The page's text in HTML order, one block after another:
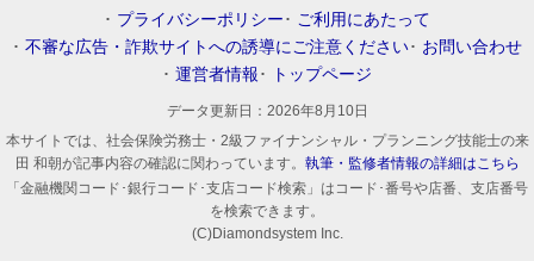
プライバシーポリシー
ご利用にあたって
不審な広告・詐欺サイトへの誘導にご注意ください
お問い合わせ
運営者情報
トップページ
データ更新日： 2026年8月10日
本サイトでは、社会保険労務士・2級ファイナンシャル・プランニング技能士の来
田 和朝が記事内容の確認に関わっています。 執筆・監修者情報の詳細はこちら
「金融機関コード･銀行コード･支店コード検索」はコード･番号や店番、支店番号
を検索できます。
(C)Diamondsystem Inc.